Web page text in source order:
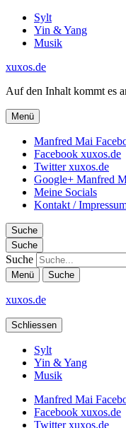
Sylt
Yin & Yang
Musik
xuxos.de
Auf den Inhalt kommt es
Menü
Manfred Mai
Facebook xuxos.de
Twitter xuxos.de
Google+ Manfred
Meine Socials
Kontakt /
Suche
Suche
Suche
Menü Suche
xuxos.de
Schliessen
Sylt
Yin & Yang
Musik
Manfred Mai
Facebook xuxos.de
Twitter xuxos.de